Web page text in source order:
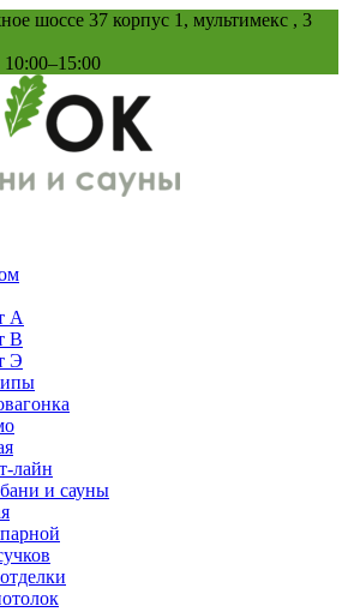
шоссе 37 корпус 1, мультимекс , 3
А
В
Э
лайн
и сауны